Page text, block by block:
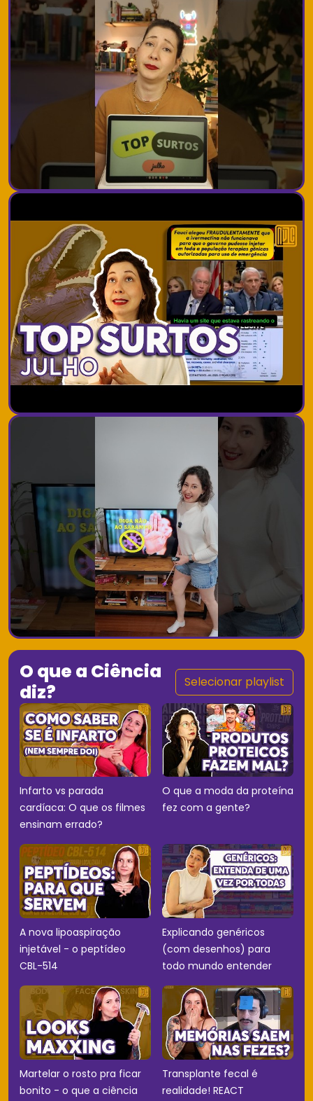
O que a Ciência
diz?
Selecionar playlist
Infarto vs parada
cardíaca: O que os filmes
ensinam errado?
O que a moda da proteína
fez com a gente?
A nova lipoaspiração
injetável - o peptídeo
CBL-514
Explicando genéricos
(com desenhos) para
todo mundo entender
Martelar o rosto pra ficar
bonito - o que a ciência
Transplante fecal é
realidade! REACT